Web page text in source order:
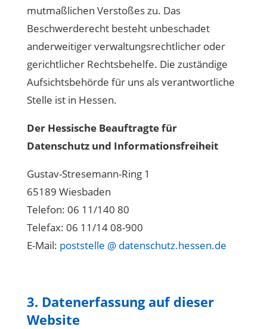
mutmaßlichen Verstoßes zu. Das
Beschwerderecht besteht unbeschadet
anderweitiger verwaltungsrechtlicher oder
gerichtlicher Rechtsbehelfe. Die zuständige
Aufsichtsbehörde für uns als verantwortliche
Stelle ist in Hessen.
Der Hessische Beauftragte für
Datenschutz und Informationsfreiheit
Gustav-Stresemann-Ring 1
65189 Wiesbaden
Telefon: 06 11/140 80
Telefax: 06 11/14 08-900
E-Mail: poststelle @ datenschutz.hessen.de
3. Datenerfassung auf dieser
Website